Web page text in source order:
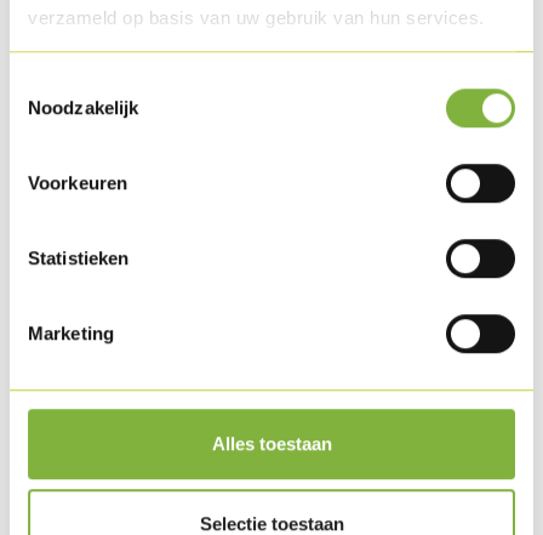
verzameld op basis van uw gebruik van hun services.
Noodzakelijk
Voorkeuren
Statistieken
Marketing
Alles toestaan
Selectie toestaan
Smoked turkey strips in block
Turkey rashers 500g